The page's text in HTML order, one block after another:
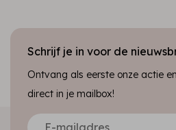
Schrijf je in voor de
Ontvang als eerste onze actie
direct in je mailbox!